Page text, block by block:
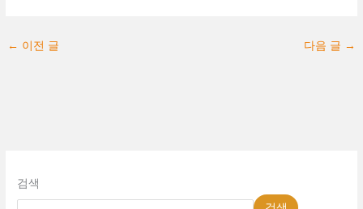
← 이전 글 다음 글 →
검색